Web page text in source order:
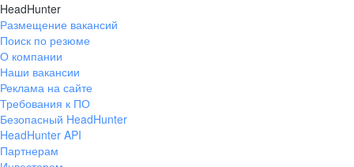
HeadHunter
Размещение вакансий
Поиск по резюме
О компании
Наши вакансии
Реклама на сайте
Требования к ПО
Безопасный HeadHunter
HeadHunter API
Партнерам